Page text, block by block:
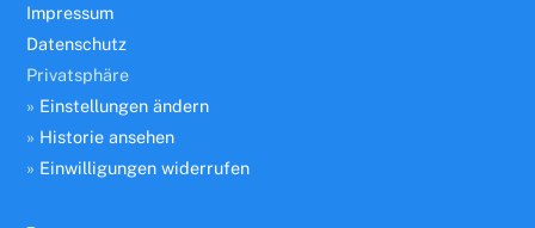
Impressum
Datenschutz
Privatsphäre
» Einstellungen ändern
» Historie ansehen
» Einwilligungen widerrufen